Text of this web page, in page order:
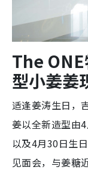
The
型小姜姜
适逢姜涛生日，
姜以全新造型由
以及4月30日生
见面会，与姜糖